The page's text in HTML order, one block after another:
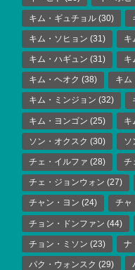
キム・ギュチョル (30)
キム・ソヒョン (31) キ
キム・ハギュン (31) キ
キム・ヘオク (38) キム
キム・ミンジョン (32)
キム・ヨンゴン (25) キ
ソン・オクスク (30) ソ
チェ・イルファ (28) チ
チェ・ジョンウォン (27)
チャン・ヨン (24) チャ
チョン・ドンファン (44)
チョン・ミソン (23) ナ
パク・ウォンスク (29)